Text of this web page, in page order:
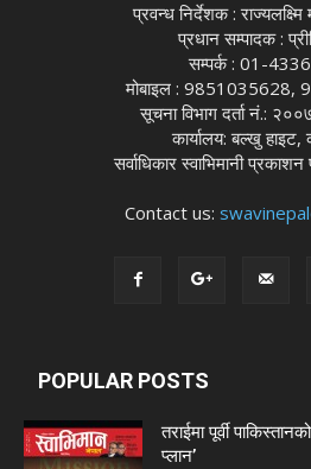
प्रवन्ध निर्देशक :
प्रधान सम्पादक :
सम्पर्क : 01-
मोबाइल : 9851035628,
सूचना विभाग दर्ता नं.:
कार्यालय: बल्खु हाइट,
सर्वाधिकार स्वाभिमानी प्रकाशन
Contact us:
POPULAR POSTS
तराईमा पूर्वी
प्लान’